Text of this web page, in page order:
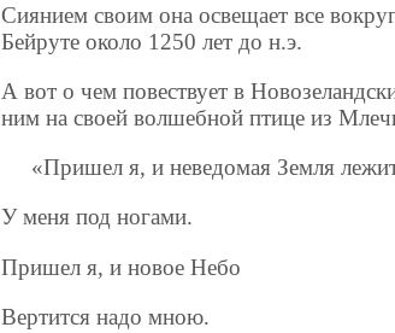
Сиянием своим она освещает все
Бейруте около 1250 лет до н.э.
А вот о чем повествует в
ним на своей волшебной птице из
«Пришел я, и неведомая Земля
У меня под ногами.
Пришел я, и новое Небо
Вертится надо мною.